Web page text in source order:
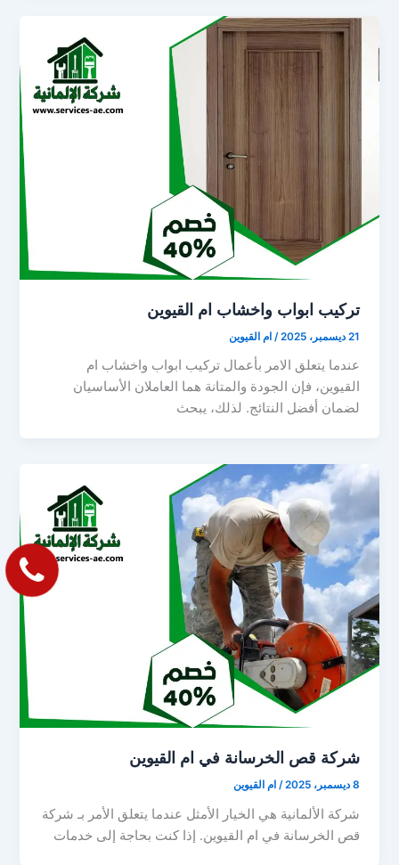
تركيب ابواب واخشاب ام القيوين
21 ديسمبر، 2025 /ام القيوين
عندما يتعلق الامر بأعمال تركيب ابواب واخشاب ام
القيوين، فإن الجودة والمتانة هما العاملان الأساسيان
لضمان أفضل النتائج. لذلك، يبحث
شركة قص الخرسانة في ام القيوين
8 ديسمبر، 2025 /ام القيوين
شركة الألمانية هي الخيار الأمثل عندما يتعلق الأمر بـ شركة
قص الخرسانة في ام القيوين. إذا كنت بحاجة إلى خدمات